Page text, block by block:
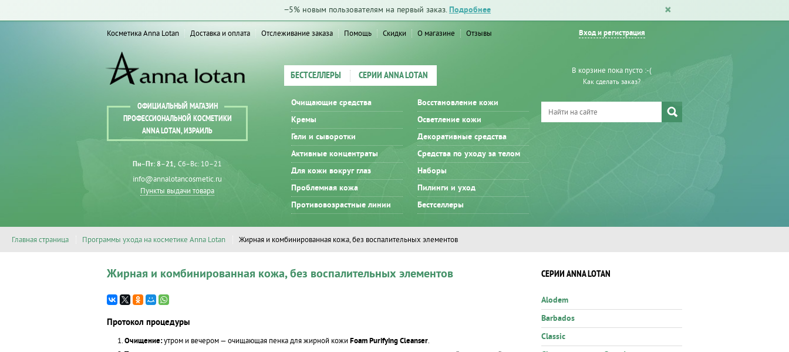
−5% новым пользователям на первый заказ. Подробнее
Вход и регистрация
Косметика Anna Lotan Доставка и оплата Отслеживание заказа Помощь Скидки О магазине Отзывы
ОФИЦИАЛЬНЫЙ МАГАЗИН
ПРОФЕССИОНАЛЬНОЙ КОСМЕТИКИ
ANNA LOTAN, ИЗРАИЛЬ
Пн–Пт: 8–21 Сб–Вс: 10–21
info@annalotancosmetic.ru
Пункты выдачи товара
БЕСТСЕЛЛЕРЫ СЕРИИ ANNA LOTAN
Очищающие средства
Кремы
Гели и сыворотки
Активные концентраты
Для кожи вокруг глаз
Проблемная кожа
Противовозрастные линии
Восстановление кожи
Осветление кожи
Декоративные средства
Средства по уходу за телом
Наборы
Пилинги и уход
Бестселлеры
В корзине пока пусто :-(
Как сделать заказ?
Главная страница Программы ухода на косметике Anna Lotan Жирная и комбинированная кожа, без воспалительных элементов
Жирная и комбинированная кожа, без воспалительных элементов
Протокол процедуры
Очищение:утром и вечером — очищающая пенка для жирной кожи Foam Purifying Cleanser.
СЕРИИ ANNA LOTAN
Alodem
Barbados
Classic